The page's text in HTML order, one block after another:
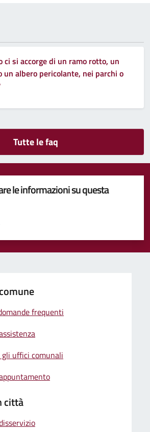
ci si accorge di un ramo rotto, un
un albero pericolante, nei parchi o
Tutte le faq
le informazioni su questa
5 stelle su 5
stelle su 5
su 5
5
frequenti
uffici comunali
città